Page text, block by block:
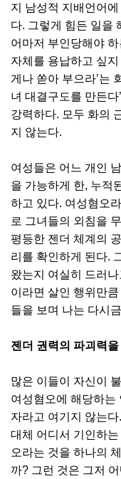
지 남성적 지배언어
다. 그렇게 힘든 일을
어마저 부인당해야 하
자체를 용납하고 싶지
게나 쏟아 부으라’는
녀 대결구도를 만든
강력하다. 모두 화의
지 않는다.
여성들은 어느 개인
을 가능하게 한, 누적
하고 있다. 여성혐오
로 그녀들의 외침을
평등한 젠더 체계의
리를 확인하게 된다.
왔는지 여실히 드러
이라면 살인 행위만
들을 보며 나는 다시
젠더 권력의 파괴력
많은 이들이 자신이
여성혐오에 해당하는
자라고 여기지 않는다
대체 어디서 기인하
오라는 것을 하나의
까? 그런 것은 그저